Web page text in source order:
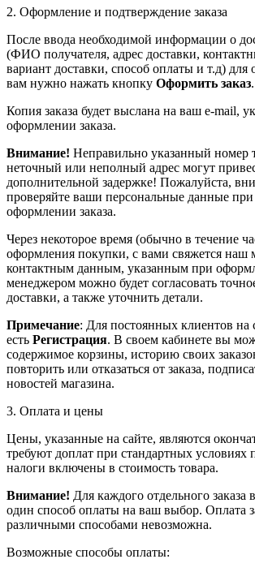
2. Оформление и подтверждение заказа
После ввода необходимой информации о
(ФИО получателя, адрес доставки,
вариант доставки, способ оплаты и т.д) для
вам нужно нажать кнопку Оформить заказ.
Копия заказа будет выслана на ваш e-mail,
оформлении заказа.
Внимание! Неправильно указанный номер
неточный или неполный адрес могут
дополнительной задержке! Пожалуйста,
проверяйте ваши персональные данные
оформлении заказа.
Через некоторое время (обычно в течение
оформления покупки, с вами свяжется наш
контактным данным, указанным при
менеджером можно будет согласовать
доставки, а также уточнить детали.
Примечание: Для постоянных клиентов на
есть Регистрация. В своем кабинете вы
содержимое корзины, историю своих
повторить или отказаться от заказа,
новостей магазина.
3. Оплата и цены
Цены, указанные на сайте, являются
требуют доплат при стандартных условиях
налоги включены в стоимость товара.
Внимание! Для каждого отдельного заказа
один способ оплаты на ваш выбор. Оплата
различными способами невозможна.
Возможные способы оплаты: